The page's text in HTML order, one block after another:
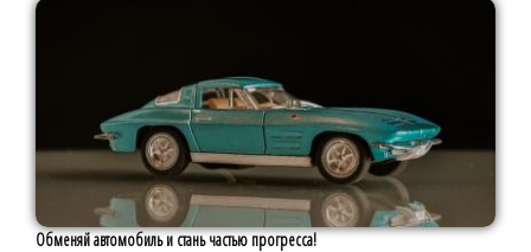
Обменяй автомобиль и стань частью прогресса!